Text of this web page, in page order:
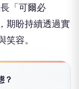
「可爾必
期盼持續透過實
容。
？